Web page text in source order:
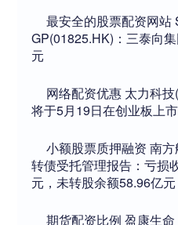
最安全的股票配资网站
GP(01825.HK)：三泰向
元
网络配资优惠 太力科技
将于5月19日在创业板上市
小额股票质押融资 南
转债受托管理报告：亏损
元，未转股余额58.96亿元
期货配资比例 盈康生